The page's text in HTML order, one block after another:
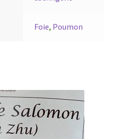
Foie, Poumon